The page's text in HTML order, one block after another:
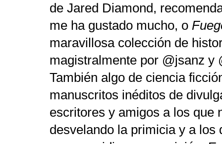
de Jared Diamond,
me ha gustado mucho, o
maravillosa colección de
magistralmente por @jsanz y
También algo de ciencia
manuscritos inéditos de
escritores y amigos a los que
desvelando la primicia y a los